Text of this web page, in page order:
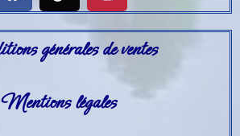
générales de ventes
Mentions légales